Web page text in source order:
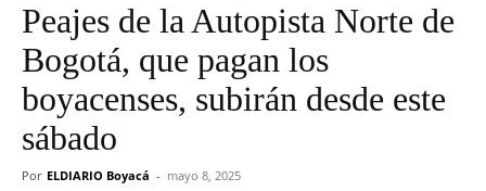
Peajes de la Autopista Norte de
Bogotá, que pagan los
boyacenses, subirán desde este
sábado
Por ELDIARIO Boyacá - mayo 8, 2025